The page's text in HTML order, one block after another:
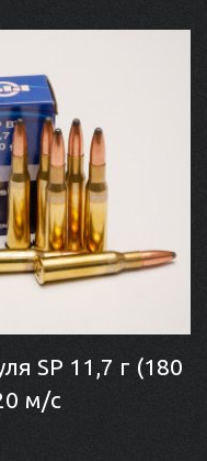
SP 11,7 г (180
м/с